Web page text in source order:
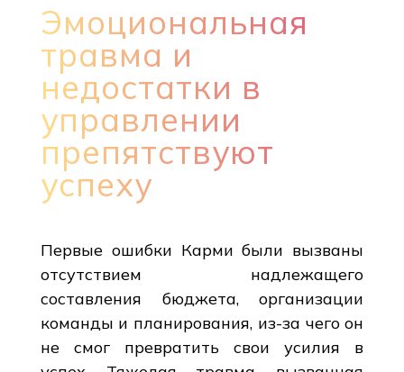
Эмоциональная
травма и
недостатки в
управлении
препятствуют
успеху
Первые ошибки Карми были вызваны
отсутствием надлежащего
составления бюджета, организации
команды и планирования, из-за чего он
не смог превратить свои усилия в